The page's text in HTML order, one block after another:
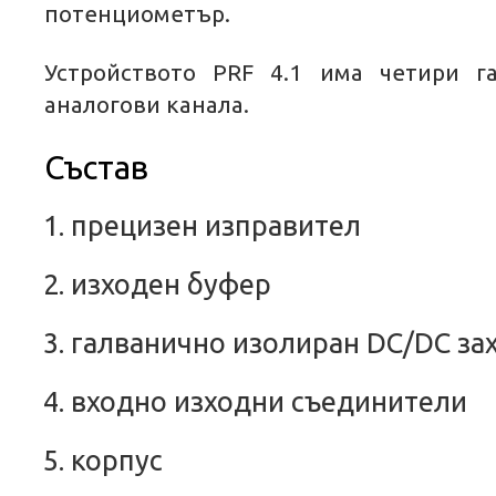
потенциометър.
Устройството PRF 4.1 има четири
аналогови канала.
Състав
прецизен изправител
изходен буфер
галванично изолиран DC/DC
входно изходни съединители
корпус